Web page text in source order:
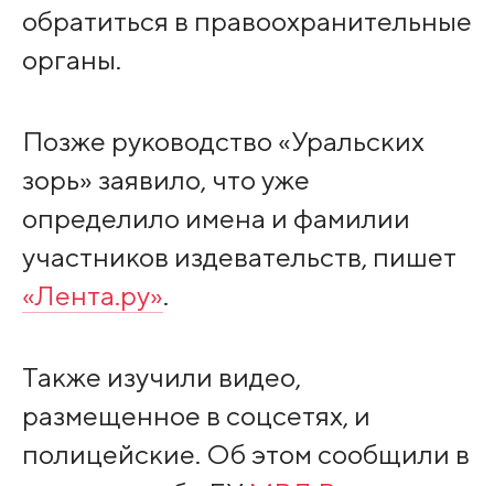
обратиться в правоохранительные
органы.
Позже руководство «Уральских
зорь» заявило, что уже
определило имена и фамилии
участников издевательств, пишет
«Лента.ру».
Также изучили видео,
размещенное в соцсетях, и
полицейские. Об этом сообщили в